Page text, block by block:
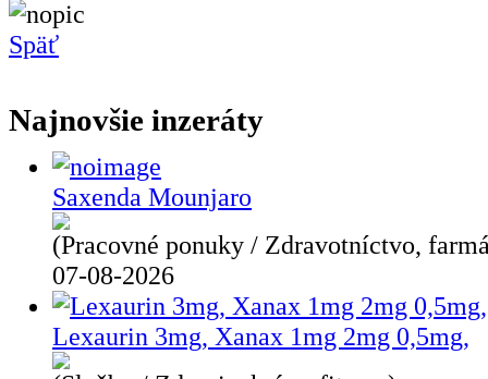
Späť
Najnovšie inzeráty
Saxenda Mounjaro
(Pracovné ponuky / Zdravotníctvo,
07-08-2026
Lexaurin 3mg, Xanax 1mg 2mg 0,5mg,